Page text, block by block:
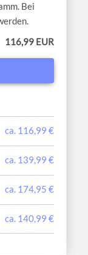
Bei
116,99 EUR
ca. 116,99 €
ca. 139,99 €
ca. 174,95 €
ca. 140,99 €